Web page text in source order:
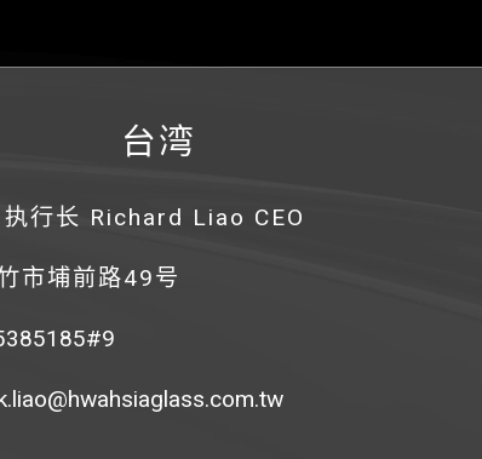
台湾
执行长 Richard Liao CEO
市埔前路49号